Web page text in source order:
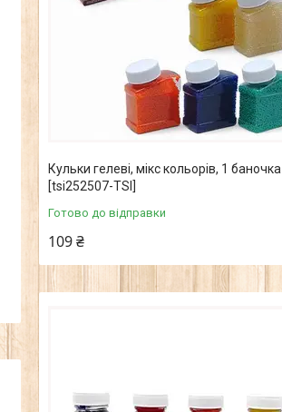
Кульки гелеві, мікс кольорів, 1 баночка
[tsi252507-TSI]
Готово до відправки
109 ₴